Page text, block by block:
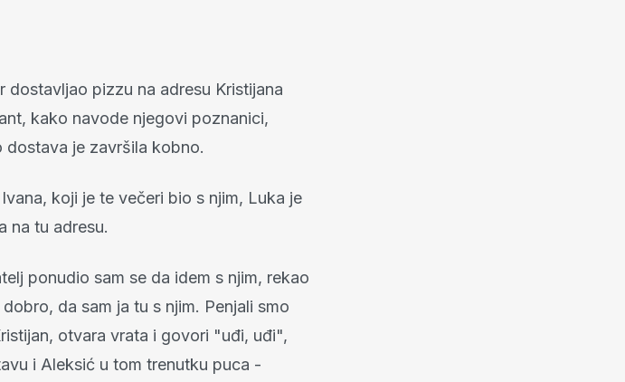
dostavljao pizzu na adresu Kristijana
kako navode njegovi poznanici,
je završila kobno.
koji je te večeri bio s njim, Luka je
na tu adresu.
ponudio sam se da idem s njim, rekao
da sam ja tu s njim. Penjali smo
otvara vrata i govori "uđi, uđi",
i Aleksić u tom trenutku puca -